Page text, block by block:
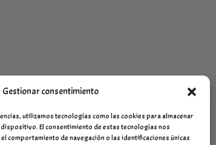
Gestionar consentimiento
utilizamos tecnologías como las cookies para almacenar
El consentimiento de estas tecnologías nos
comportamiento de navegación o las identificaciones únicas